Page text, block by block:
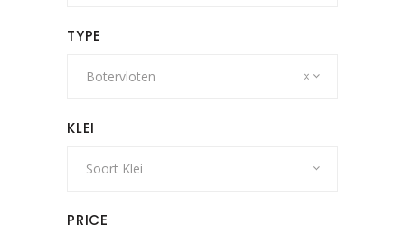
TYPE
×
Botervloten
KLEI
Soort Klei
PRICE